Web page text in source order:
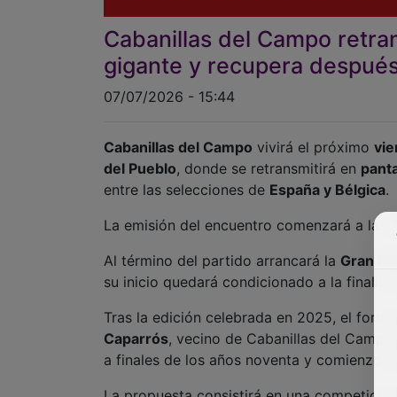
07/07/2026 - 15:44
Cabanillas del Campovivirá el próximo
del Pueblo, donde se retransmitirá en
La emisión del encuentro comenzará a las
Al término del partido arrancará laGran
su inicio quedará condicionado a la
Tras la edición celebrada en 2025, el
Caparrós, vecino de Cabanillas del
a finales de los años noventa y comienzos
La propuesta consistirá en una
participación del público y un
capela, adivinanzas musicales y popurrís